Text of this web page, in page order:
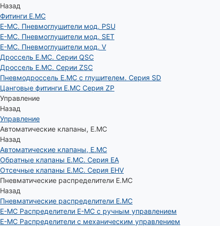
Назад
Фитинги E.MC
E-MC. Пневмоглушители мод. PSU
E-MC. Пневмоглушители мод. SET
E-MC. Пневмоглушители мод. V
Дроссель E.MC. Серии QSC
Дроссель E.MC. Серии ZSC
Пневмодроссель E.MC с глушителем. Серия SD
Цанговые фитинги E.MC Серия ZP
Управление
Назад
Управление
Автоматические клапаны, Е.МС
Назад
Автоматические клапаны, Е.МС
Обратные клапаны E.MC. Серия EA
Отсечные клапаны E.MC. Серия EHV
Пневматические распределители E.MC
Назад
Пневматические распределители E.MC
E-MC Распределители E-MC с ручным управлением
E-MC Распределители с механическим управлением